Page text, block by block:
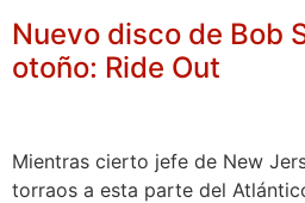
Nuevo disco de Bob
otoño: Ride Out
Mientras cierto jefe de New
torraos a esta parte del